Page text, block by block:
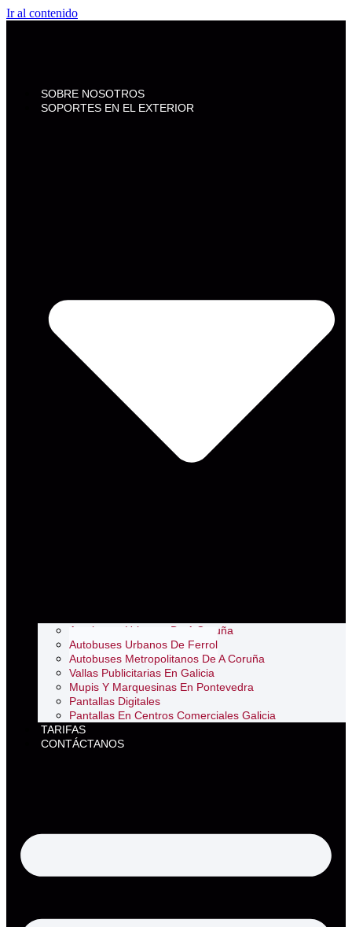
Ir al contenido
SOBRE NOSOTROS
SOPORTES EN EL EXTERIOR
Autobuses Urbanos De A Coruña
Autobuses Urbanos De Ferrol
Autobuses Metropolitanos De A Coruña
Vallas Publicitarias En Galicia
Mupis Y Marquesinas En Pontevedra
Pantallas Digitales
Pantallas En Centros Comerciales Galicia
TARIFAS
CONTÁCTANOS